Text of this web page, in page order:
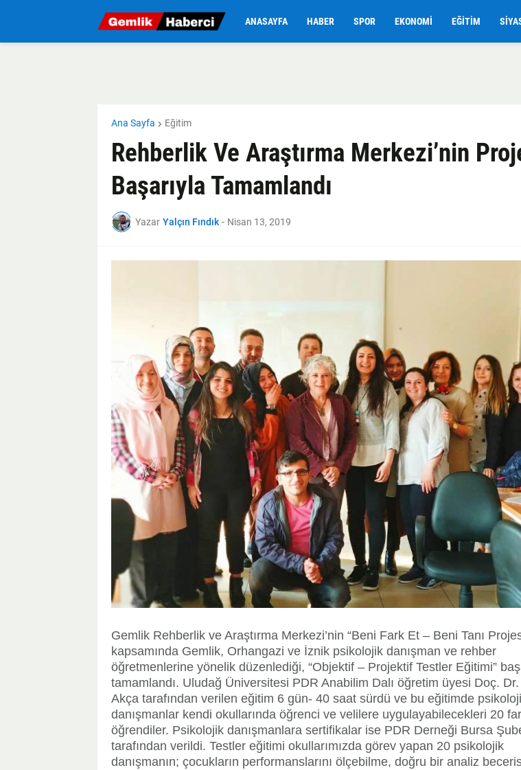
ANASAYFA HABER SPOR EKONOMI EĞITIM
Ana Sayfa Eğitim
Rehberlik Ve Araştırma Merkezi’nin
Başarıyla Tamamlandı
Yazar Yalçın Fındık - Nisan 13, 2019
Gemlik Rehberlik ve Araştırma Merkezi’nin “Beni Fark Et – Beni Tanı
kapsamında Gemlik, Orhangazi ve İznik psikolojik danışman ve rehber
öğretmenlerine yönelik düzenlediği, “Objektif – Projektif Testler Eğitimi”
tamamlandı. Uludağ Üniversitesi PDR Anabilim Dalı öğretim üyesi Doç.
Akça tarafından verilen eğitim 6 gün- 40 saat sürdü ve bu eğitimde
danışmanlar kendi okullarında öğrenci ve velilere uygulayabilecekleri 20
öğrendiler. Psikolojik danışmanlara sertifikalar ise PDR Derneği Bursa
tarafından verildi. Testler eğitimi okullarımızda görev yapan 20 psikolojik
danışmanın; çocukların performanslarını ölçebilme, doğru bir analiz